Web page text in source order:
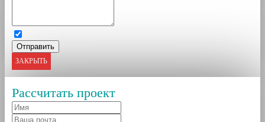
ЗАКРЫТЬ
Рассчитать проект